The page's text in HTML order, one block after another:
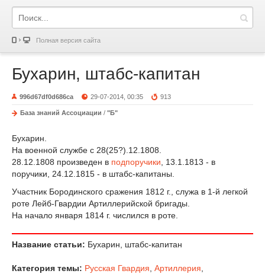
Полная версия сайта
Бухарин, штабс-капитан
996d67df0d686ca 29-07-2014, 00:35 913
База знаний Ассоциации / "Б"
Бухарин.
На военной службе с 28(25?).12.1808.
28.12.1808 произведен в подпоручики , 13.1.1813 - в
поручики, 24.12.1815 - в штабс-капитаны.
Участник Бородинского сражения 1812 г., служа в 1-й легкой
роте Лейб-Гвардии Артиллерийской бригады.
На начало января 1814 г. числился в роте.
Название статьи: Бухарин, штабс-капитан
Категория темы: Русская Гвардия Артиллерия